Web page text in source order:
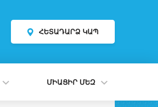
ՀԵՏԱԴԱՐՁ ԿԱՊ
ՄԻԱՑԻՐ ՄԵԶ